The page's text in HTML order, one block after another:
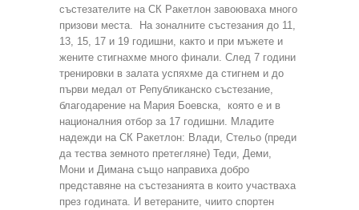
състезателите на СК Ракетлон завоюваха много
призови места. На зоналните състезания до 11,
13, 15, 17 и 19 годишни, както и при мъжете и
жените стигнахме много финали. След 7 години
тренировки в залата успяхме да стигнем и до
първи медал от Републиканско състезание,
благодарение на Мария Боевска, която е и в
националния отбор за 17 годишни. Младите
надежди на СК Ракетлон: Влади, Стельо (преди
да тества земното претегляне) Теди, Деми,
Мони и Димана също направиха добро
представяне на състезанията в които участваха
през годината. И ветераните, чиито спортен